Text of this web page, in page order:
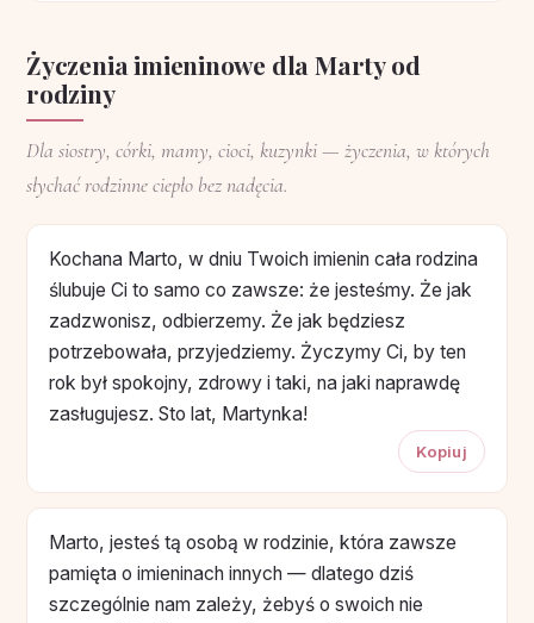
Życzenia imieninowe dla Marty od
rodziny
Dla siostry, córki, mamy, cioci, kuzynki — życzenia, w których
słychać rodzinne ciepło bez nadęcia.
Kochana Marto, w dniu Twoich imienin cała rodzina
ślubuje Ci to samo co zawsze: że jesteśmy. Że jak
zadzwonisz, odbierzemy. Że jak będziesz
potrzebowała, przyjedziemy. Życzymy Ci, by ten
rok był spokojny, zdrowy i taki, na jaki naprawdę
zasługujesz. Sto lat, Martynka!
Kopiuj
Marto, jesteś tą osobą w rodzinie, która zawsze
pamięta o imieninach innych — dlatego dziś
szczególnie nam zależy, żebyś o swoich nie